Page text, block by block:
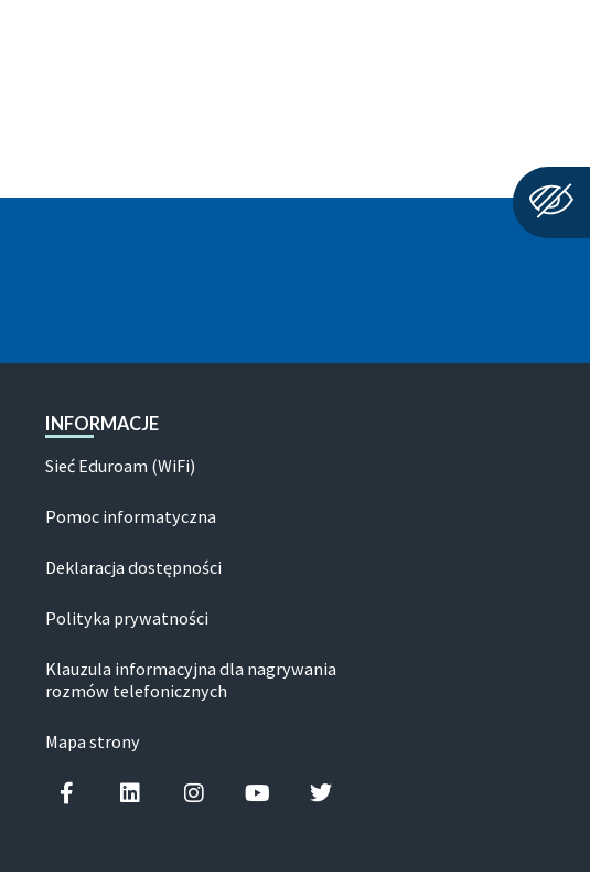
INFORMACJE
Sieć Eduroam (WiFi)
Pomoc informatyczna
Deklaracja dostępności
Polityka prywatności
Klauzula informacyjna dla nagrywania
rozmów telefonicznych
Mapa strony
Facebook-fLinkedinInstagramYoutubeTwitter